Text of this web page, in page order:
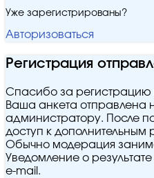
Уже зарегистрированы?
Авторизоваться
Регистрация
Спасибо за регистрацию
Ваша анкета отправлена
администратору. После
доступ к дополнительным
Обычно модерация
Уведомление о
e‑mail.